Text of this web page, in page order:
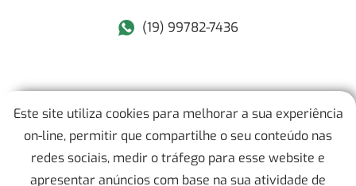
(19) 99782-7436
MAJ Empilhadeiras
Mapa do Site
Este site utiliza cookies para melhorar a sua experiência
on-line, permitir que compartilhe o seu conteúdo nas
redes sociais, medir o tráfego para esse website e
apresentar anúncios com base na sua atividade de